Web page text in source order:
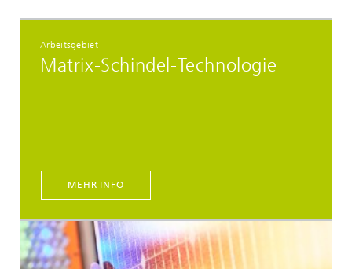
Arbeitsgebiet
Matrix-Schindel-Technologie
MEHR INFO